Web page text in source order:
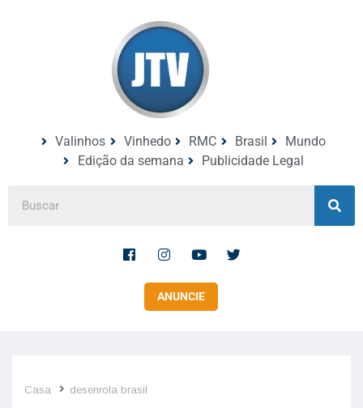
Valinhos Vinhedo RMC Brasil
Mundo
Edição da semana
Publicidade Legal
ANUNCIE
Casa desenrola brasil